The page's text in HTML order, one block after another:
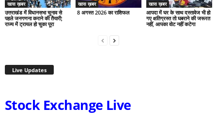
खास ख़बर
उत्तराखंड में विधानसभा चुनाव से
पहले जनगणना कराने की तैयारी;
राज्य में ट्रायल हो चुका पूरा
खास ख़बर
8 अगस्त 2026 का राशिफल
खास ख़बर
आपदा में घर के साथ दस्तावेज भी हो
गए क्षतिग्रस्त तो घबराने की जरूरत
नहीं, आपका वोट नहीं कटेगा
Live Updates
Stock Exchange Live